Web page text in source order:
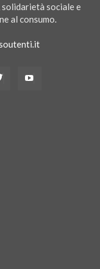
sociale e
al consumo.